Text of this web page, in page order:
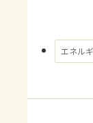
エネル